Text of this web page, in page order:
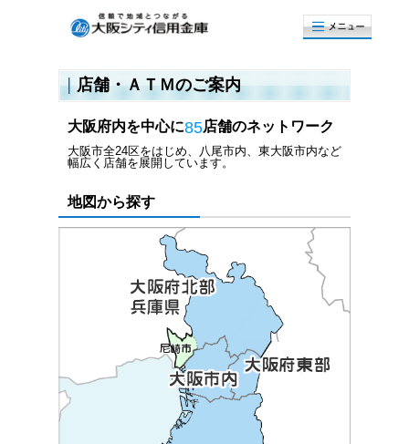
店舗・ＡＴＭのご案内
大阪府内を中心に85店舗のネットワーク
大阪市全24区をはじめ、八尾市内、東大阪市内など
幅広く店舗を展開しています。
地図から探す